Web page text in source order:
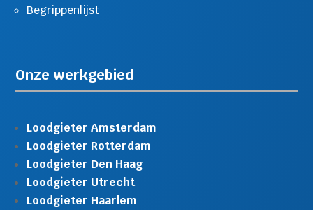
Begrippenlijst
Onze werkgebied
Loodgieter Amsterdam
Loodgieter Rotterdam
Loodgieter Den Haag
Loodgieter Utrecht
Loodgieter Haarlem